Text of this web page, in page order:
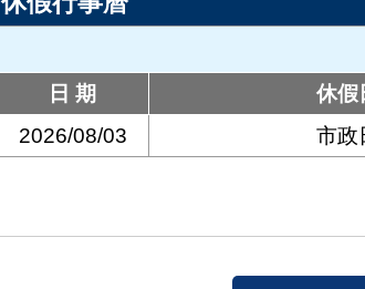
日 期 休假
2026/08/03
市政